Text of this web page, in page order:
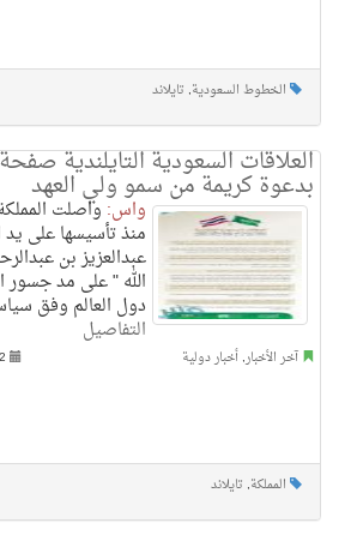
الخطوط السعودية, تايلاند
العلاقات السعودية التايلندية
بدعوة كريمة من سمو ولي العهد
واس: واصلت
منذ تأسيسها على
عبدالعزيز بن
الله " على مد جسور
دول العالم وفق
التفاصيل
آخر الأخبار, أخبار دولية
المملكة, تايلاند